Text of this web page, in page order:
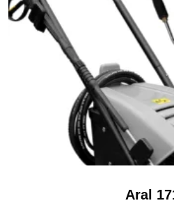
Aral